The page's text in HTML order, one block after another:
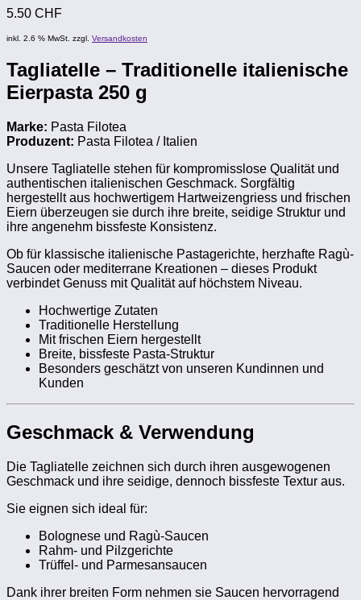
5.50 CHF
inkl. 2.6 % MwSt. zzgl. Versandkosten
Tagliatelle – Traditionelle italienische
Eierpasta 250 g
Marke: Pasta Filotea
Produzent: Pasta Filotea / Italien
Unsere Tagliatelle stehen für kompromisslose Qualität und
authentischen italienischen Geschmack. Sorgfältig
hergestellt aus hochwertigem Hartweizengriess und frischen
Eiern überzeugen sie durch ihre breite, seidige Struktur und
ihre angenehm bissfeste Konsistenz.
Ob für klassische italienische Pastagerichte, herzhafte Ragù-
Saucen oder mediterrane Kreationen – dieses Produkt
verbindet Genuss mit Qualität auf höchstem Niveau.
Hochwertige Zutaten
Traditionelle Herstellung
Mit frischen Eiern hergestellt
Breite, bissfeste Pasta-Struktur
Besonders geschätzt von unseren Kundinnen und
Kunden
Geschmack & Verwendung
Die Tagliatelle zeichnen sich durch ihren ausgewogenen
Geschmack und ihre seidige, dennoch bissfeste Textur aus.
Sie eignen sich ideal für:
Bolognese und Ragù-Saucen
Rahm- und Pilzgerichte
Trüffel- und Parmesansaucen
Dank ihrer breiten Form nehmen sie Saucen hervorragend